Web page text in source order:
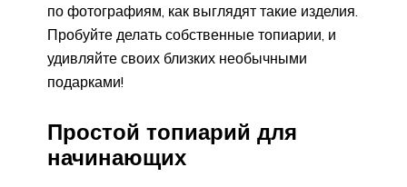
по фотографиям, как выглядят такие изделия.
Пробуйте делать собственные топиарии, и
удивляйте своих близких необычными
подарками!
Простой топиарий для
начинающих